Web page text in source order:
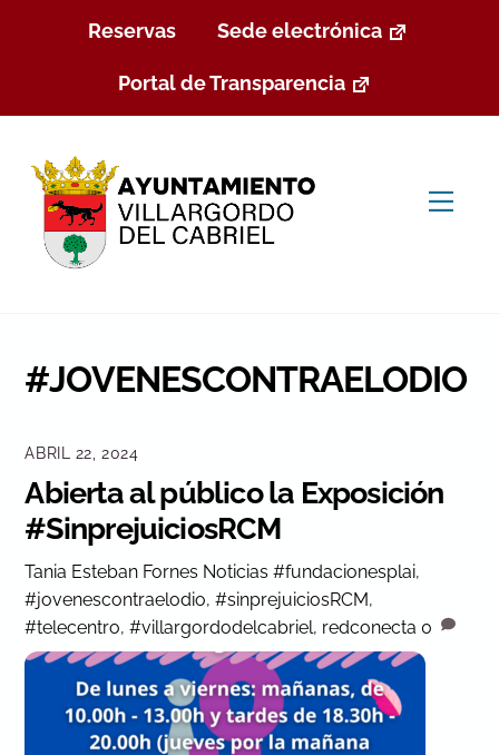
Reservas Sede electrónica
Portal de Transparencia
#JOVENESCONTRAELODIO
ABRIL 22, 2024
Abierta al público la Exposición
#SinprejuiciosRCM
Tania Esteban Fornes Noticias #fundacionesplai,
#jovenescontraelodio,#sinprejuiciosRCM,
#telecentro,#villargordodelcabriel, redconecta 0